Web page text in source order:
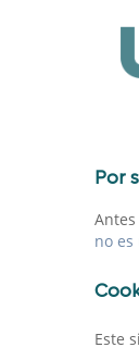
Por
no
Este